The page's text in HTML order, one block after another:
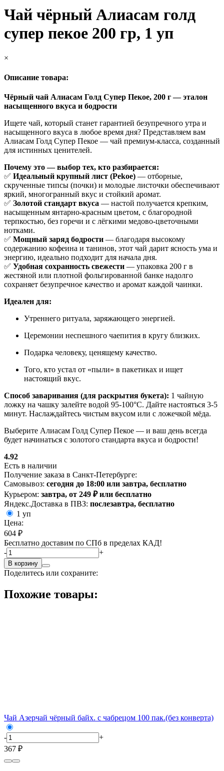
Чай чёрный Алиасам голд
супер пекое 200 гр, 1 уп
×
Описание товара:
Чёрный чай Алиасам Голд Супер Пекое, 200 г — эталон
насыщенного вкуса и бодрости
Ищете чай, который станет гарантией безупречного утра и
насыщенного вкуса в любое время дня? Представляем вам
Алиасам Голд Супер Пекое — чай премиум-класса, созданный
для истинных ценителей.
Почему это — выбор тех, кто разбирается:
✅ Идеальный крупный лист (Pekoe) — отборные,
скрученные типсы (почки) и молодые листочки обеспечивают
яркий, многогранный вкус и стойкий аромат.
✅ Золотой стандарт вкуса — настой получается крепким,
насыщенным янтарно-красным цветом, с благородной
терпкостью, без горечи и с лёгкими медово-цветочными
нотками.
✅ Мощный заряд бодрости — благодаря высокому
содержанию кофеина и танинов, этот чай дарит ясность ума и
энергию, идеально подходит для начала дня.
✅ Удобная сохранность свежести — упаковка 200 г в
жестяной или плотной фольгированной банке надолго
сохраняет безупречное качество и аромат каждой чаинки.
Идеален для:
Утреннего ритуала, заряжающего энергией.
Церемонии неспешного чаепития в кругу близких.
Подарка человеку, ценящему качество.
Того, кто устал от «пыли» в пакетиках и ищет
настоящий вкус.
Способ заваривания (для раскрытия букета): 1 чайную
ложку на чашку залейте водой 95-100°C. Дайте настояться 3-5
минут. Наслаждайтесь чистым вкусом или с ложечкой мёда.
Выберите Алиасам Голд Супер Пекое — и ваш день всегда
будет начинаться с золотого стандарта вкуса и бодрости!
4.92
Есть в наличии
Получение заказа в Санкт-Петербурге:
Самовывоз: сегодня до 18:00 или завтра, бесплатно
Курьером: завтра, от 249 ₽ или бесплатно
Яндекс.Доставка в ПВЗ: послезавтра, бесплатно
1 уп
Цена:
604 ₽
Бесплатно доставим по СПб в пределах КАД!
-
+
В корзину
Поделитесь или сохраните:
Похожие товары:
Чай Азерчай чёрный байх. с чабрецом 100 пак.(без конверта)
-
+
367 ₽